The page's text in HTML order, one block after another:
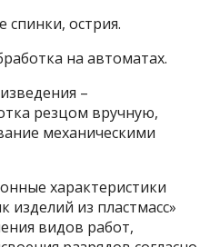
спинки, острия.
на автоматах.
–
резцом вручную,
механическими
характеристики
изделий из пластмасс»
видов работ,